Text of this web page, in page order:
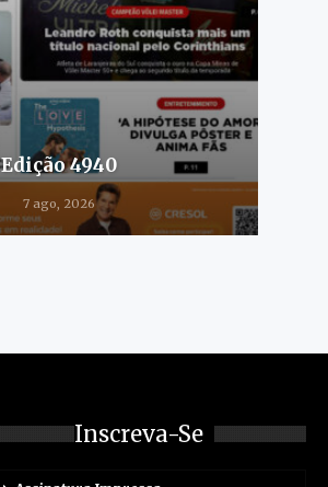
Edição 4940
7 ago, 2026
Inscreva-Se